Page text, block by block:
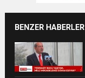
BENZER HABERLER